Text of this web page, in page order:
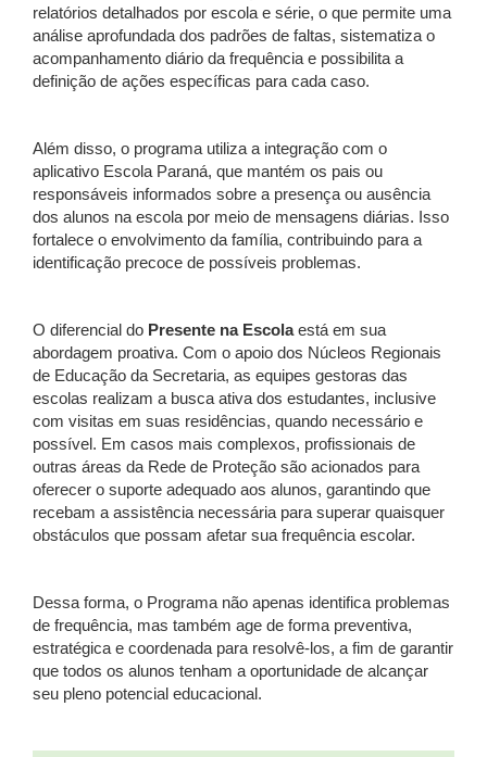
relatórios detalhados por escola e série, o que permite uma
análise aprofundada dos padrões de faltas, sistematiza o
acompanhamento diário da frequência e possibilita a
definição de ações específicas para cada caso.
Além disso, o programa utiliza a integração com o
aplicativo Escola Paraná, que mantém os pais ou
responsáveis informados sobre a presença ou ausência
dos alunos na escola por meio de mensagens diárias. Isso
fortalece o envolvimento da família, contribuindo para a
identificação precoce de possíveis problemas.
O diferencial do Presente na Escolaestá em sua
abordagem proativa. Com o apoio dos Núcleos Regionais
de Educação da Secretaria, as equipes gestoras das
escolas realizam a busca ativa dos estudantes, inclusive
com visitas em suas residências, quando necessário e
possível. Em casos mais complexos, profissionais de
outras áreas da Rede de Proteção são acionados para
oferecer o suporte adequado aos alunos, garantindo que
recebam a assistência necessária para superar quaisquer
obstáculos que possam afetar sua frequência escolar.
Dessa forma, o Programa não apenas identifica problemas
de frequência, mas também age de forma preventiva,
estratégica e coordenada para resolvê-los, a fim de garantir
que todos os alunos tenham a oportunidade de alcançar
seu pleno potencial educacional.